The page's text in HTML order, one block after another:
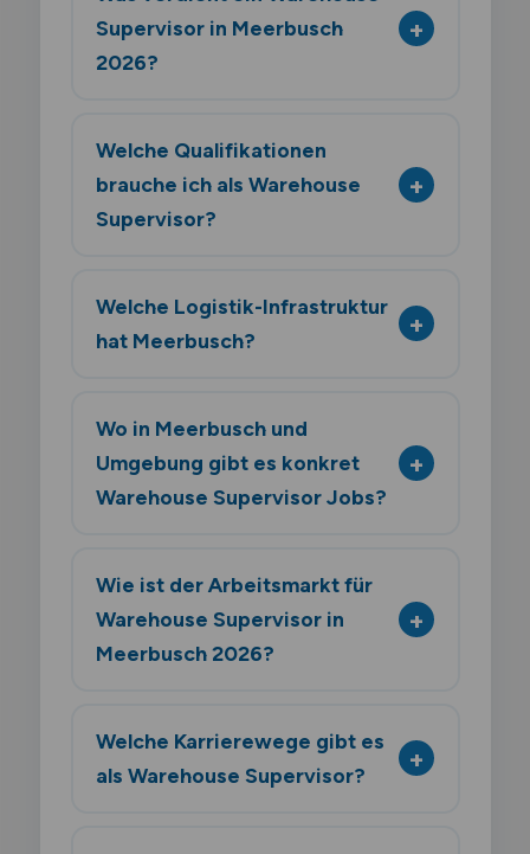
Supervisor in Meerbusch
2026?
Welche Qualifikationen
brauche ich als Warehouse
Supervisor?
Welche Logistik-Infrastruktur
hat Meerbusch?
Wo in Meerbusch und
Umgebung gibt es konkret
Warehouse Supervisor Jobs?
Wie ist der Arbeitsmarkt für
Warehouse Supervisor in
Meerbusch 2026?
Welche Karrierewege gibt es
als Warehouse Supervisor?